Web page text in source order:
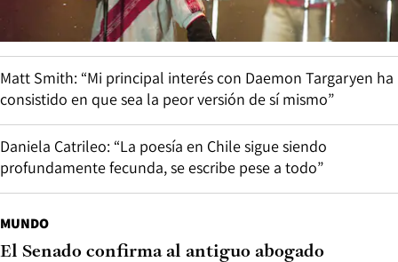
Matt Smith: “Mi principal interés con Daemon Targaryen ha
consistido en que sea la peor versión de sí mismo”
Daniela Catrileo: “La poesía en Chile sigue siendo
profundamente fecunda, se escribe pese a todo”
MUNDO
El Senado confirma al antiguo abogado